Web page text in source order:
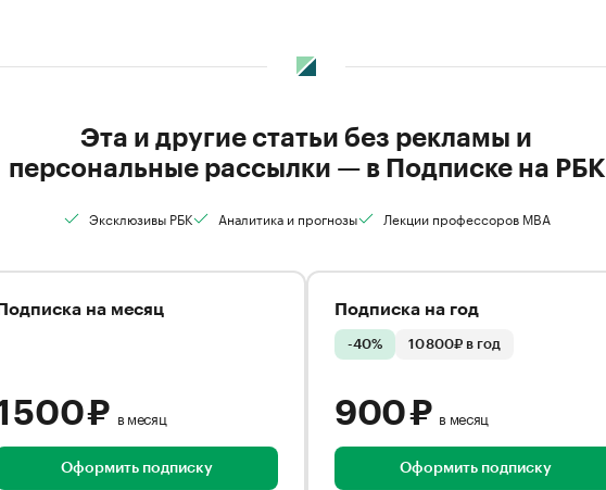
Эта и другие статьи без рекламы и
персональные рассылки — в Подписке на РБК
Эксклюзивы РБК Аналитика и прогнозы Лекции профессоров MBA
Подписка на месяц
500 ₽ в месяц
Оформить подписку
Подписка на год
-40% 10 800₽ в год
900 ₽ в месяц
Оформить подписку